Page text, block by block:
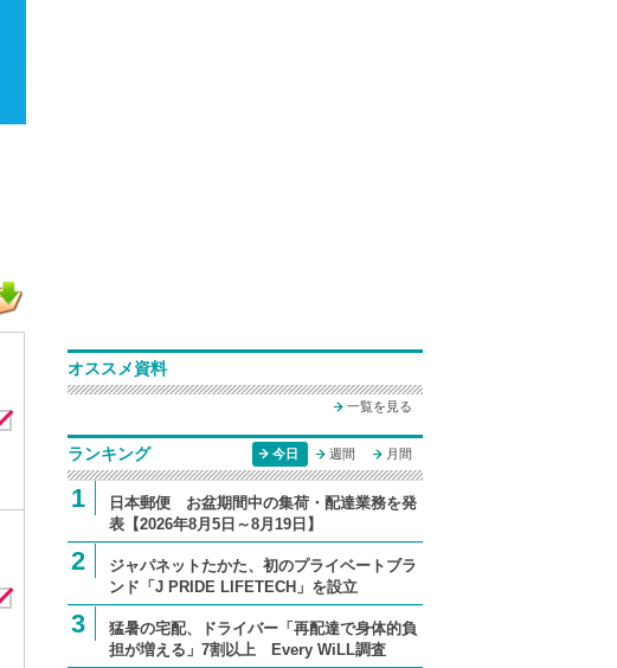
オススメ資料
一覧を見る
ランキング 今日 週間 月間
1
日本郵便 お盆期間中の集荷・配達業務を発
表【2026年8月5日～8月19日】
2
ジャパネットたかた、初のプライベートブラ
ンド「J PRIDE LIFETECH」を設立
3
猛暑の宅配、ドライバー「再配達で身体的負
担が増える」7割以上 Every WiLL調査